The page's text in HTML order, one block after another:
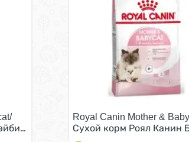
4 кгдля Котят в возрасте от 1 до 4
Royal Canin Mother &
Сухой корм Роял Канин